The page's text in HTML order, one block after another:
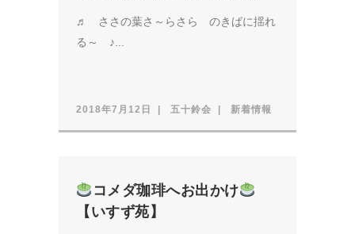
♬ ささの葉さ～らさら のきばに揺れ
る～ ♪...
2018年7月12日 五十鈴会 新着情報
コメダ珈琲へお出かけ
【いすず苑】